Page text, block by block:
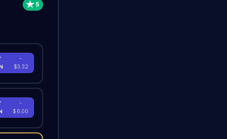
-
$3.32
-
$6.00